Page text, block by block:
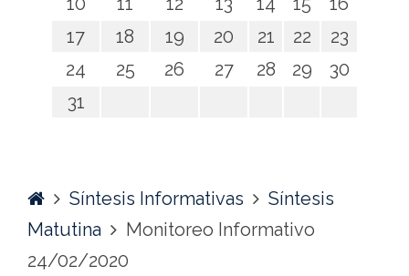
17
18 19 20 21 22
23
24
25 26 27 28 29
30
31
HomeSíntesis Informativas
Síntesis
Matutina
Monitoreo Informativo
24/02/2020